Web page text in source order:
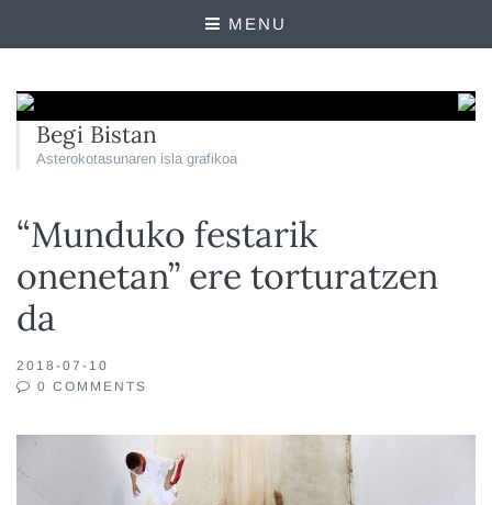
MENU
Begi Bistan
Asterokotasunaren isla grafikoa
“Munduko festarik
onenetan” ere torturatzen
da
2018-07-10
0 COMMENTS